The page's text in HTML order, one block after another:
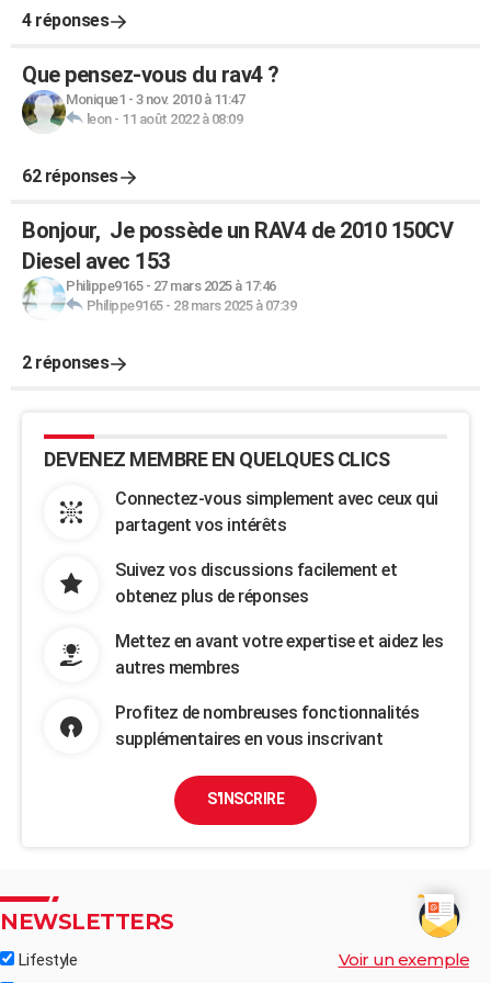
4 réponses
Que pensez-vous du rav4 ?
Monique1 - 3 nov. 2010 à 11:47
leon- 11 août 2022 à 08:09
62 réponses
Bonjour, Je possède un RAV4 de 2010 150CV
Diesel avec 153
Philippe9165- 27 mars 2025 à 17:46
Philippe9165- 28 mars 2025 à 07:39
2 réponses
DEVENEZ MEMBRE EN QUELQUES CLICS
Connectez-vous simplement avec ceux qui
partagent vos intérêts
Suivez vos discussions facilement et
obtenez plus de réponses
Mettez en avant votre expertise et aidez les
autres membres
Profitez de nombreuses fonctionnalités
supplémentaires en vous inscrivant
S'INSCRIRE
NEWSLETTERS
Lifestyle Voir un exemple